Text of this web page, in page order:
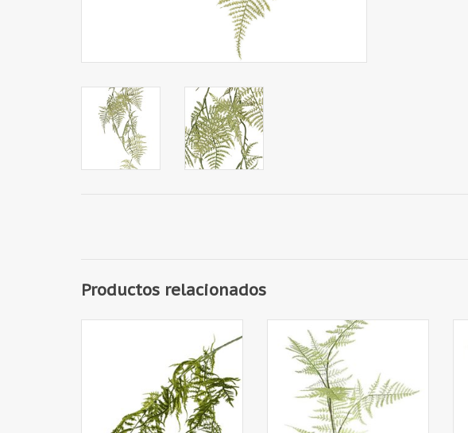
Productos relacionados
(Plumosus) 3 ramitas, 18 hojas,
rama de Asparagus 'Bella',
medium, 7 hojas, 86cm